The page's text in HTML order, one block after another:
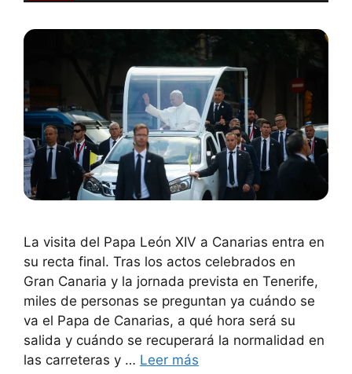
La visita del Papa León XIV a Canarias entra en
su recta final. Tras los actos celebrados en
Gran Canaria y la jornada prevista en Tenerife,
miles de personas se preguntan ya cuándo se
va el Papa de Canarias, a qué hora será su
salida y cuándo se recuperará la normalidad en
las carreteras y … Leer más